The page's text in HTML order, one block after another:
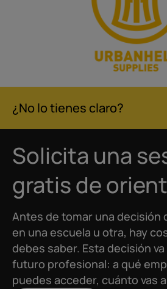
¿No lo tienes claro?
Solicita una
gratis de
Antes de tomar una decisión
en una escuela u otra, hay
debes saber. Esta decisión
futuro profesional: a qué
puedes acceder, cuánto vas